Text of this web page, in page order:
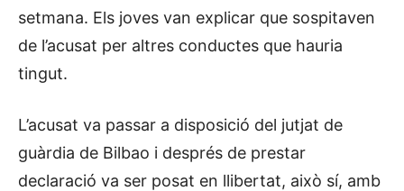
setmana. Els joves van explicar que sospitaven
de l’acusat per altres conductes que hauria
tingut.
L’acusat va passar a disposició del jutjat de
guàrdia de Bilbao i després de prestar
declaració va ser posat en llibertat, això sí, amb